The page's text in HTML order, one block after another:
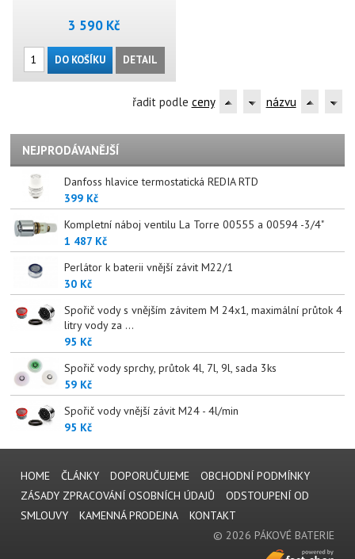
3 590 Kč
DO KOŠÍKU DETAIL
řadit podle ceny názvu
NEJPRODÁVANĚJŠÍ
Danfoss hlavice termostatická REDIA RTD
399 Kč
Kompletní náboj ventilu La Torre 00555 a 00594 -3/4"
1 487 Kč
Perlátor k baterii vnější závit M22/1
30 Kč
Spořič vody s vnějším závitem M 24x1, maximální průtok 4
litry vody za ...
95 Kč
Spořič vody sprchy, průtok 4l, 7l, 9l, sada 3ks
59 Kč
Spořič vody vnější závit M24 - 4l/min
95 Kč
HOME ČLÁNKY DOPORUČUJEME
OBCHODNÍ PODMÍNKY
ZÁSADY ZPRACOVÁNÍ OSOBNÍCH ÚDAJŮ
ODSTOUPENÍ OD
SMLOUVY
KAMENNÁ PRODEJNA
KONTAKT
© 2026 PÁKOVÉ BATERIE